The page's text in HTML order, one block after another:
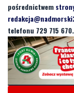
Byliście
aby nasza
Wasze sygnały i